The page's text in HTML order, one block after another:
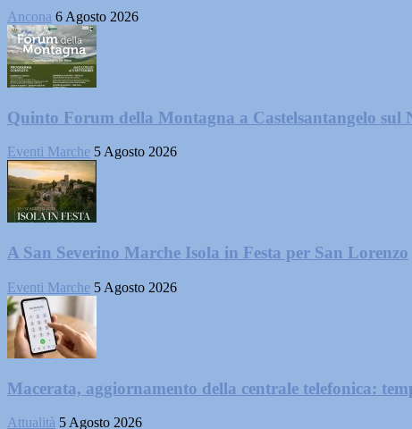
Ancona 6 Agosto 2026
Quinto Forum della Montagna a Castelsantangelo sul
Eventi Marche 5 Agosto 2026
A San Severino Marche Isola in Festa per San Lorenzo
Eventi Marche 5 Agosto 2026
Macerata, aggiornamento della centrale telefonica:
Attualità 5 Agosto 2026